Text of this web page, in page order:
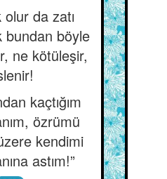
olur da zatı
bundan böyle
ne kötüleşir,
kaçtığım
özrümü
kendimi
astım!”